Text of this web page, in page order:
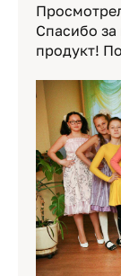
Спасибо
продукт!